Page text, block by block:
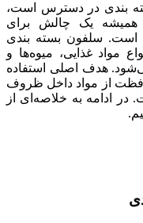
بندی در دسترس است،
همیشه یک چالش برای
است. سلفون بسته بندی
مواد غذایی، میوه‌ها و
هدف اصلی استفاده
از مواد داخل ظروف
ادامه به خلاصه‌ای از